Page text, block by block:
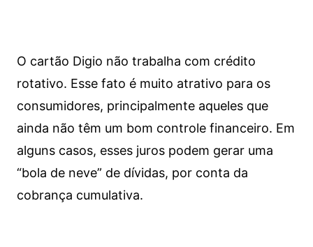
O cartão Digio não trabalha com crédito
rotativo. Esse fato é muito atrativo para os
consumidores, principalmente aqueles que
ainda não têm um bom controle financeiro. Em
alguns casos, esses juros podem gerar uma
“bola de neve” de dívidas, por conta da
cobrança cumulativa.